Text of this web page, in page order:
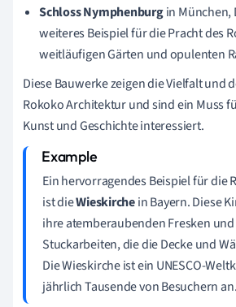
Schloss Nymphenburgin München,
weiteres Beispiel für die Pracht des
weitläufigen Gärten und opulenten
Diese Bauwerke zeigen die Vielfalt und
Rokoko Architektur und sind ein Muss
Kunst und Geschichte interessiert.
Ein hervorragendes Beispiel für die
ist dieWieskirchein Bayern. Diese
ihre atemberaubenden Fresken
Stuckarbeiten, die die Decke und
Die Wieskirche ist ein UNESCO-
jährlich Tausende von Besuchern an.